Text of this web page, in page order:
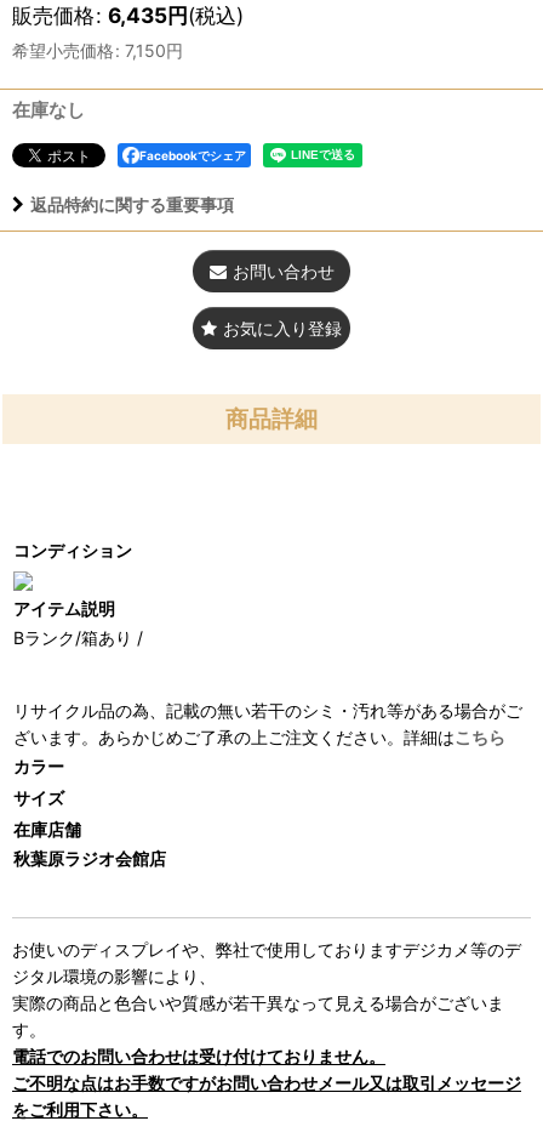
販売価格: 6,435円(税込)
希望小売価格: 7,150円
在庫なし
Facebookでシェア
返品特約に関する重要事項
お問い合わせ
お気に入り登録
商品詳細
コンディション
アイテム説明
Bランク/箱あり /
リサイクル品の為、記載の無い若干のシミ・汚れ等がある場合がご
ざいます。あらかじめご了承の上ご注文ください。詳細はこちら
カラー
サイズ
在庫店舗
秋葉原ラジオ会館店
お使いのディスプレイや、弊社で使用しておりますデジカメ等のデ
ジタル環境の影響により、
実際の商品と色合いや質感が若干異なって見える場合がございま
す。
電話でのお問い合わせは受け付けておりません。
ご不明な点はお手数ですがお問い合わせメール又は取引メッセージ
をご利用下さい。